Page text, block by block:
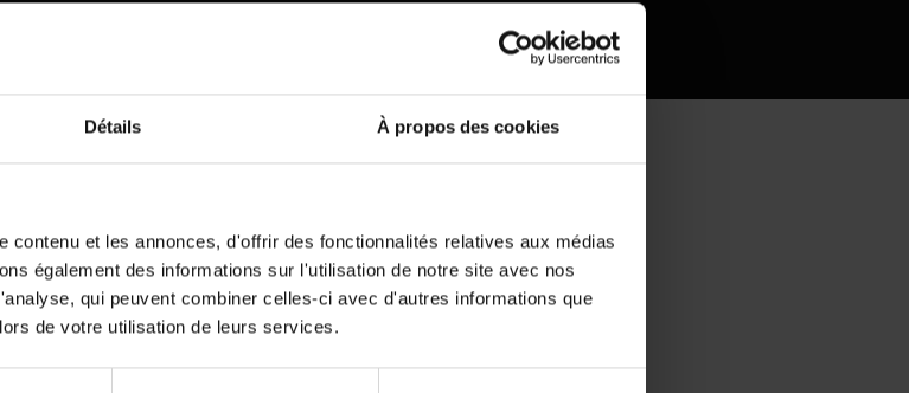
Détails À propos des cookies
contenu et les annonces, d'offrir des fonctionnalités relatives aux médias
également des informations sur l'utilisation de notre site avec nos
qui peuvent combiner celles-ci avec d'autres informations que
de votre utilisation de leurs services.
amateurs de barbecue